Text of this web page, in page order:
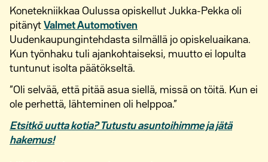
Konetekniikkaa Oulussa opiskellut Jukka-Pekka oli
pitänyt Valmet Automotiven
Uudenkaupungintehdasta silmällä jo opiskeluaikana.
Kun työnhaku tuli ajankohtaiseksi, muutto ei lopulta
tuntunut isolta päätökseltä.
”Oli selvää, että pitää asua siellä, missä on töitä. Kun ei
ole perhettä, lähteminen oli helppoa.”
Etsitkö uutta kotia? Tutustu asuntoihimme ja jätä
hakemus!